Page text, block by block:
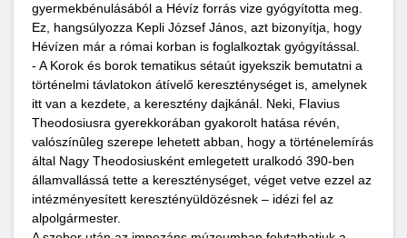
gyermekbénulásából a Hévíz forrás vize gyógyította meg.
Ez, hangsúlyozza Kepli József János, azt bizonyítja, hogy
Hévízen már a római korban is foglalkoztak gyógyítással.
- A Korok és borok tematikus sétaút igyekszik bemutatni a
történelmi távlatokon átívelő kereszténységet is, amelynek
itt van a kezdete, a keresztény dajkánál. Neki, Flavius
Theodosiusra gyerekkorában gyakorolt hatása révén,
valószínûleg szerepe lehetett abban, hogy a történelemírás
által Nagy Theodosiusként emlegetett uralkodó 390-ben
államvallássá tette a kereszténységet, véget vetve ezzel az
intézményesített keresztényüldözésnek – idézi fel az
alpolgármester.